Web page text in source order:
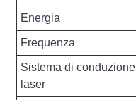
Energia
Frequenza
Sistema di conduzione
laser